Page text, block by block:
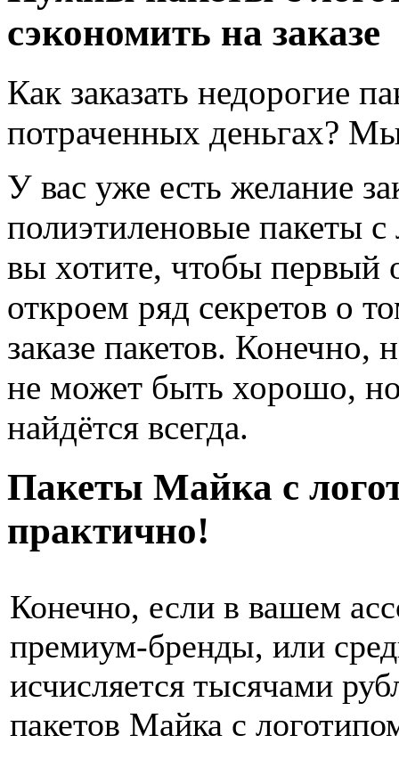
сэкономить на заказе
Как заказать недорогие
потраченных деньгах?
У вас уже есть желание
полиэтиленовые пакеты
вы хотите, чтобы
откроем ряд секретов о
заказе пакетов. Конечно,
не может быть хорошо,
найдётся всегда.
Пакеты Майка с
практично!
Конечно, если в вашем
премиум-бренды, или
исчисляется тысячами
пакетов Майка с